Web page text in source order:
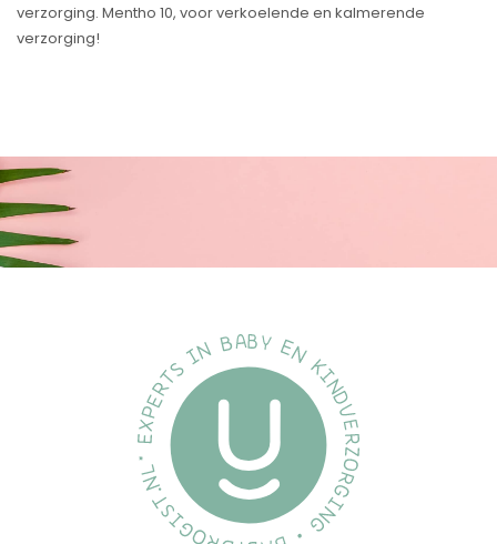
verzorging. Mentho 10, voor verkoelende en kalmerende
verzorging!